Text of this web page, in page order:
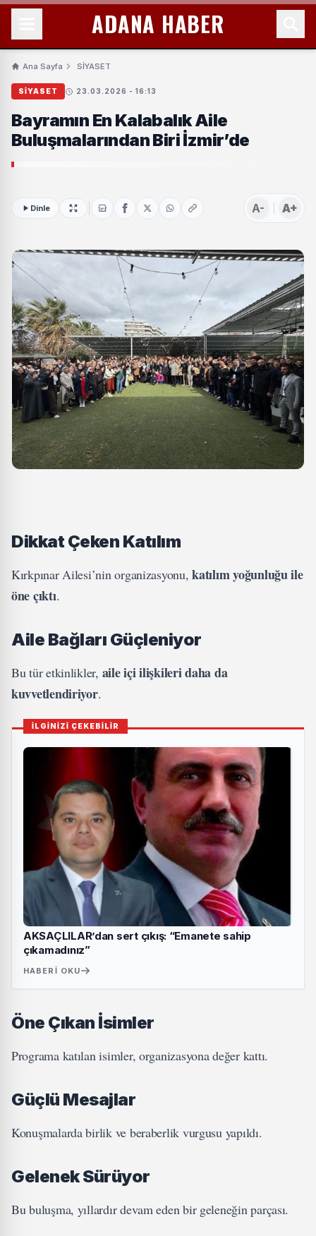
ADANA HABER
Ana Sayfa SİYASET
SİYASET 23.03.2026 - 16:13
Bayramın En Kalabalık Aile
Buluşmalarından Biri İzmir’de
Dinle A- A+
Dikkat Çeken Katılım
Kırkpınar Ailesi’nin organizasyonu,katılım yoğunluğu ile
öne çıktı.
Aile Bağları Güçleniyor
Bu tür etkinlikler, aile içi ilişkileri daha da
kuvvetlendiriyor.
İLGİNİZİ ÇEKEBİLİR
AKSAÇLILAR’dan sert çıkış: “Emanete sahip
çıkamadınız”
HABERI OKU
Öne Çıkan İsimler
Programa katılan isimler, organizasyona değer kattı.
Güçlü Mesajlar
Konuşmalarda birlik ve beraberlik vurgusu yapıldı.
Gelenek Sürüyor
Bu buluşma, yıllardır devam eden bir geleneğin parçası.